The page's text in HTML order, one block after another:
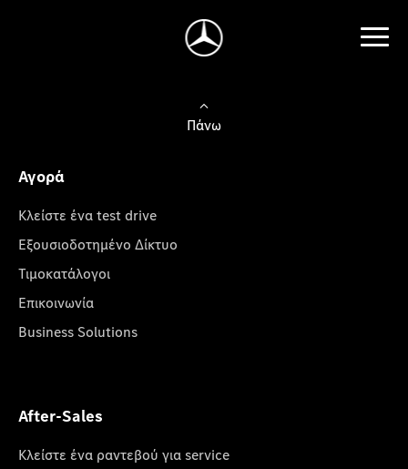
Πάνω
Αγορά
Κλείστε ένα test drive
Εξουσιοδοτημένο Δίκτυο
Τιμοκατάλογοι
Επικοινωνία
Business Solutions
After-Sales
Κλείστε ένα ραντεβού για service